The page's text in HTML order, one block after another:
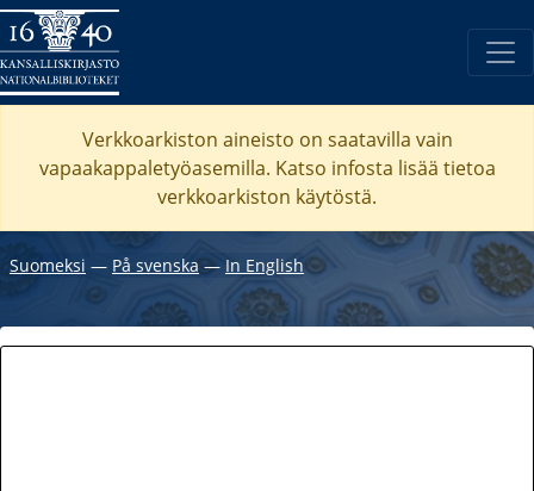
Verkkoarkiston aineisto on saatavilla vain
vapaakappaletyöasemilla. Katso infosta lisää tietoa
verkkoarkiston käytöstä.
Suomeksi ― På svenska ― In English